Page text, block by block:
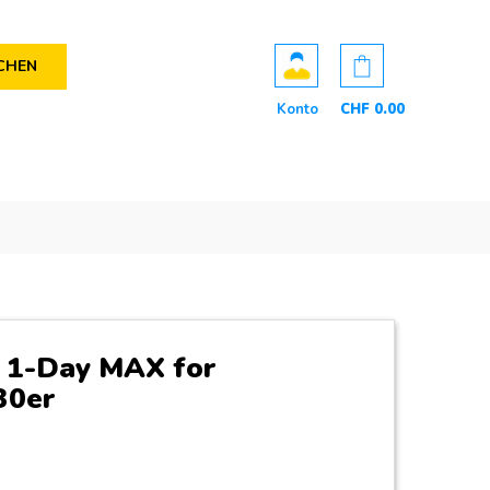
CHF 0.00
Konto
1-Day MAX for